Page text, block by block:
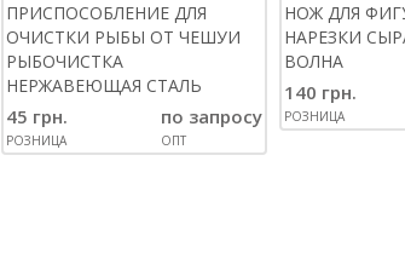
ПРИСПОСОБЛЕНИЕ ДЛЯ
ОЧИСТКИ РЫБЫ ОТ ЧЕШУИ
РЫБОЧИСТКА
НЕРЖАВЕЮЩАЯ СТАЛЬ
45 грн.
РОЗНИЦА
по запросу
ОПТ
НОЖ ДЛЯ
НАРЕЗКИ
ВОЛНА
140 грн.
РОЗНИЦА